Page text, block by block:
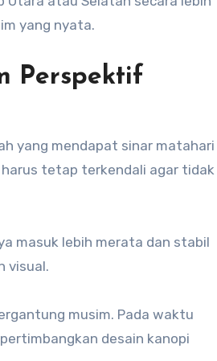
yang nyata.
Perspektif
yang mendapat sinar matahari
tetap terkendali agar tidak
masuk lebih merata dan stabil
visual.
musim. Pada waktu
desain kanopi